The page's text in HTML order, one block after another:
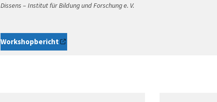
Dissens – Institut für Bildung und Forschung e. V.
Workshopbericht